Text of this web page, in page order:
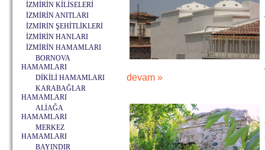
İZMİRİN KİLİSELERİ
İZMİRİN ANITLARI
İZMİRİN ŞEHİTLİKLERİ
İZMİRİN HANLARI
İZMİRİN HAMAMLARI
BORNOVA
HAMAMLARI
DİKİLİ HAMAMLARI
KARABAĞLAR
HAMAMLARI
ALİAĞA
HAMAMLARI
MERKEZ
HAMAMLARI
BAYINDIR
devam »